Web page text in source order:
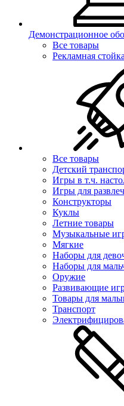
Демонстрационное
Все товары
Рекламная стойка
Все товары
Детский
Игры в т.ч.
Игры для
Конструкторы
Куклы
Летние товары
Музыкальные
Мягкие
Наборы для
Наборы для
Оружие
Развивающие
Товары для
Транспорт